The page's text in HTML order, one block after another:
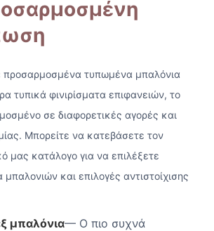
προσαρμοσμένα τυπωμένα μπαλόνια
τυπικά φινιρίσματα επιφανειών, το
σε διαφορετικές αγορές και
Μπορείτε να κατεβάσετε τον
μας κατάλογο για να επιλέξετε
και επιλογές αντιστοίχισης
μπαλόνια— Ο πιο συχνά